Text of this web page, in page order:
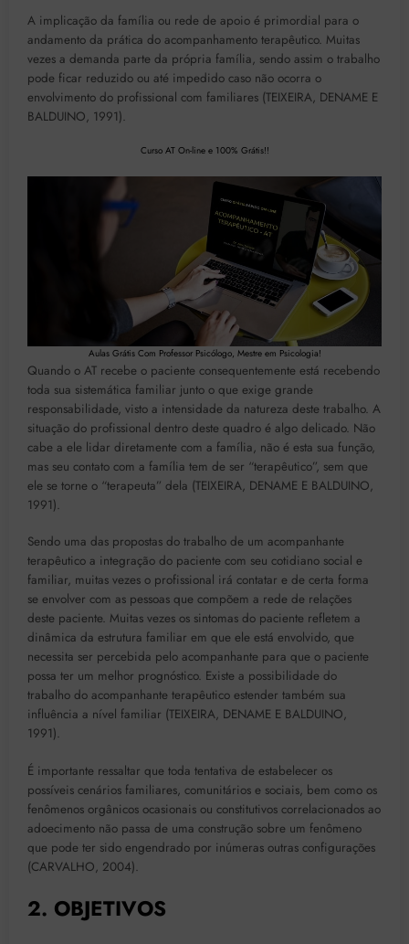
A implicação da família ou rede de apoio é primordial para o
andamento da prática do acompanhamento terapêutico. Muitas
vezes a demanda parte da própria família, sendo assim o trabalho
pode ficar reduzido ou até impedido caso não ocorra o
envolvimento do profissional com familiares (TEIXEIRA, DENAME E
BALDUINO, 1991).
Curso AT On-line e 100% Grátis!!
Aulas Grátis Com Professor Psicólogo, Mestre em Psicologia!
Quando o AT recebe o paciente consequentemente está recebendo
toda sua sistemática familiar junto o que exige grande
responsabilidade, visto a intensidade da natureza deste trabalho. A
situação do profissional dentro deste quadro é algo delicado. Não
cabe a ele lidar diretamente com a família, não é esta sua função,
mas seu contato com a família tem de ser “terapêutico”, sem que
ele se torne o “terapeuta” dela (TEIXEIRA, DENAME E BALDUINO,
1991).
Sendo uma das propostas do trabalho de um acompanhante
terapêutico a integração do paciente com seu cotidiano social e
familiar, muitas vezes o profissional irá contatar e de certa forma
se envolver com as pessoas que compõem a rede de relações
deste paciente. Muitas vezes os sintomas do paciente refletem a
dinâmica da estrutura familiar em que ele está envolvido, que
necessita ser percebida pelo acompanhante para que o paciente
possa ter um melhor prognóstico. Existe a possibilidade do
trabalho do acompanhante terapêutico estender também sua
influência a nível familiar (TEIXEIRA, DENAME E BALDUINO,
1991).
É importante ressaltar que toda tentativa de estabelecer os
possíveis cenários familiares, comunitários e sociais, bem como os
fenômenos orgânicos ocasionais ou constitutivos correlacionados ao
adoecimento não passa de uma construção sobre um fenômeno
que pode ter sido engendrado por inúmeras outras configurações
(CARVALHO, 2004).
2. OBJETIVOS